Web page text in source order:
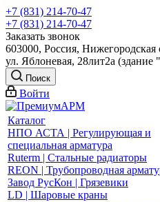
+7 (831) 214-70-47
+7 (831) 214-70-47
Заказать звонок
603000, Россия,
ул. Яблоневая, 28лит2а
Поиск
Войти
Каталог
НПО АСТА | Регулирующая и
специальная арматура
Ruterm | Стальные радиаторы
REON | Трубопроводная
Завод РусКон | Грязевики
LD | Шаровые краны